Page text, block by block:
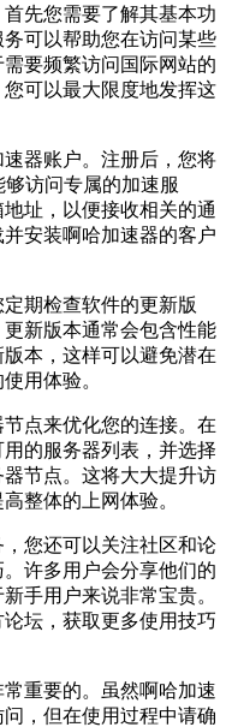
先您需要了解其基本功
可以帮助您在访问某些
要频繁访问国际网站的
可以最大限度地发挥这
器账户。注册后，您将
访问专属的加速服
址，以便接收相关的通
安装啊哈加速器的客户
期检查软件的更新版
新版本通常会包含性能
本，这样可以避免潜在
用体验。
点来优化您的连接。在
的服务器列表，并选择
节点。这将大大提升访
整体的上网体验。
您还可以关注社区和论
许多用户会分享他们的
手用户来说非常宝贵。
坛，获取更多使用技巧
重要的。虽然啊哈加速
，但在使用过程中请确